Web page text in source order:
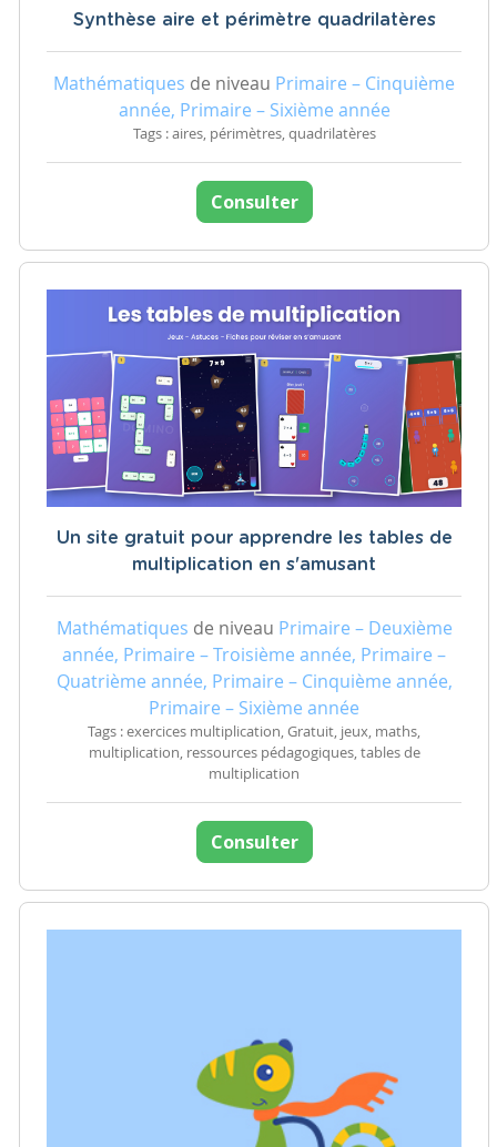
Synthèse aire et périmètre quadrilatères
Mathématiques de niveau Primaire – Cinquième
année, Primaire – Sixième année
Tags : aires, périmètres, quadrilatères
Consulter
Un site gratuit pour apprendre les tables de
multiplication en s'amusant
Mathématiques de niveau Primaire – Deuxième
année, Primaire – Troisième année, Primaire –
Quatrième année, Primaire – Cinquième année,
Primaire – Sixième année
Tags : exercices multiplication, Gratuit, jeux, maths,
multiplication, ressources pédagogiques, tables de
multiplication
Consulter